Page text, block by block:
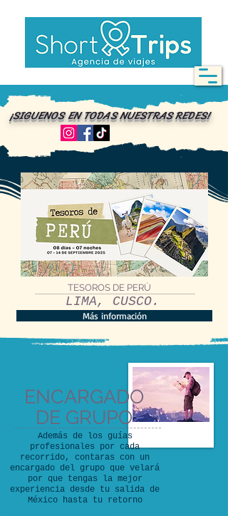
¡SIGUENOS EN TODAS NUESTRAS REDES!
TESOROS DE PERÙ
LIMA, CUSCO.
Más información
ENCARGADO
DE GRUPO
Además de los guías
profesionales por cada
recorrido, contaras con un
encargado del grupo que velará
por que tengas la mejor
experiencia desde tu salida de
México hasta tu retorno